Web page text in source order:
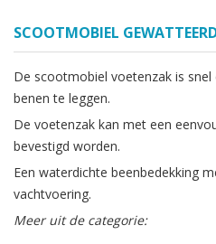
SCOOTMOBIEL
De scootmobiel voetenzak is
benen te leggen.
De voetenzak kan met een
bevestigd worden.
Een waterdichte beenbedekking
vachtvoering.
Meer uit de categorie: